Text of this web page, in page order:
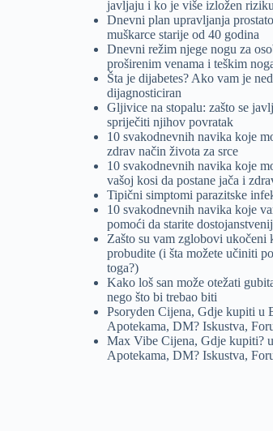
javljaju i ko je više izložen riziku
Dnevni plan upravljanja
muškarce starije od 40 godina
Dnevni režim njege nogu za
proširenim venama i teškim
Šta je dijabetes? Ako vam je
dijagnosticiran
Gljivice na stopalu: zašto se
spriječiti njihov povratak
10 svakodnevnih navika koje
zdrav način života za srce
10 svakodnevnih navika koje
vašoj kosi da postane jača i
Tipični simptomi parazitske
10 svakodnevnih navika koje
pomoći da starite
Zašto su vam zglobovi ukočeni
probudite (i šta možete učiniti
toga?)
Kako loš san može otežati
nego što bi trebao biti
Psoryden Cijena, Gdje kupiti u
Apotekama, DM? Iskustva,
Max Vibe Cijena, Gdje kupiti?
Apotekama, DM? Iskustva,